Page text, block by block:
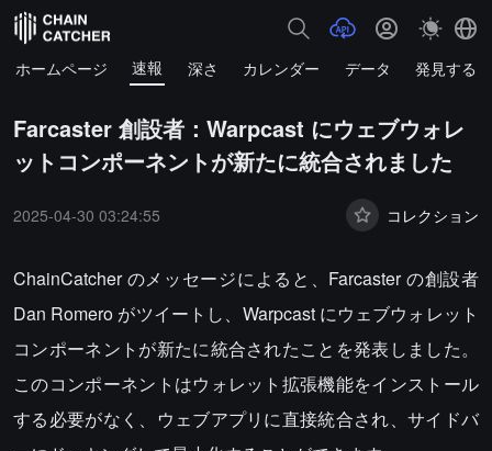
ホームページ 速報 深さ カレンダー データ 発見する
Farcaster 創設者：Warpcast にウェブウォレ
ットコンポーネントが新たに統合されました
2025-04-30 03:24:55 コレクション
ChainCatcher のメッセージによると、Farcaster の創設者
Dan Romero がツイートし、Warpcast にウェブウォレット
コンポーネントが新たに統合されたことを発表しました。
このコンポーネントはウォレット拡張機能をインストール
する必要がなく、ウェブアプリに直接統合され、サイドバ